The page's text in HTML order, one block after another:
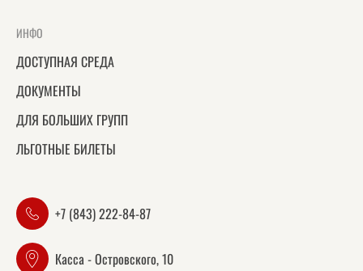
ИНФО
ДОСТУПНАЯ СРЕДА
ДОКУМЕНТЫ
ДЛЯ БОЛЬШИХ ГРУПП
ЛЬГОТНЫЕ БИЛЕТЫ
+7 (843) 222-84-87
Касса - Островского, 10